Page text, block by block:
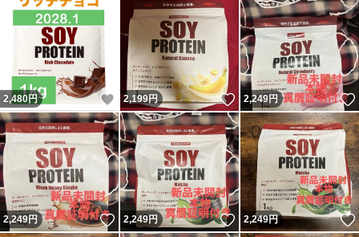
2,480円 いいね！
2,199円 いいね！
2,249円
2,249円 いいね！
2,249円 いいね！
2,249円